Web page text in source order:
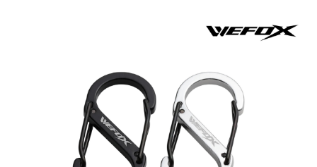
2.透過簡訊連結打開帳單後，可選擇「超商條碼／台灣大直營門市／銀行轉
帳／街口支付／iPASS MONEY」等通路繳費。
1.本服務係由「台灣大哥大股份有限公司」（以下簡稱本公司）所提供，讓
用戶於交易時，得透過本服務購買商品或服務，並由商店將買賣／分期付款
買賣價金債權讓與本公司後，依約使用本公司帳單繳交帳款。
2.基於同意付款使用「大哥付你分期」之契約關係目的，商店將以您的個人
結帳頁面，進行簡訊認證並確認金額後，即可完成結帳。
２．訂單成立數日內，您將收到繳費通知簡訊。
３．收到繳費通知簡訊後14天內，點擊此簡訊中的連結，可透過四大超商／
ATM／網路銀行／等多元方式進行付款，方視為交易完成。
※ 請注意：結帳手續完成當下不需立刻繳費，但若您需要取消訂單，請聯絡
購買商品的店家。未經商家同意取消之訂單仍視為有效，需透過AFTEE先享
後付繳納相關費用。
每筆NT$60，滿NT$1,200(含以上)免運費
每筆NT$60，滿NT$1,200(含以上)免運費